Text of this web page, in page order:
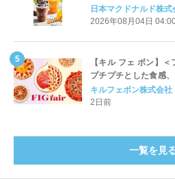
ッペ」「マンゴース
開始
日本マクドナルド株式
2026年08月04日
【キル フェ ボン】
プチプチとした食感
をたっぷりと。新作を
登場8月20日（木）ス
キルフェボン株式会社
2日前
一覧を見